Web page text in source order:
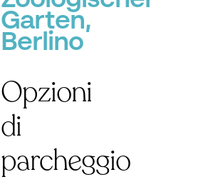
Garten,
Berlino
Opzioni
di
parcheggio